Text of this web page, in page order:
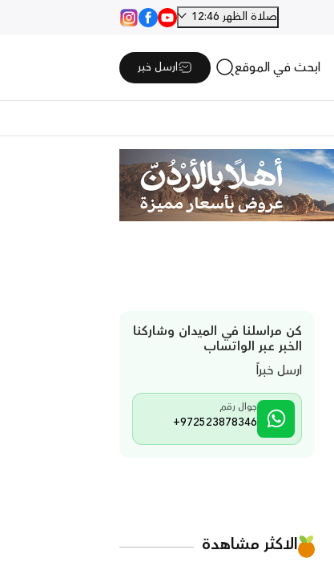
صلاة الظهر 12:46
ابحث في الموقع ارسل خبر
كن مراسلنا في الميدان وشاركنا
الخبر عبر الواتساب
ارسل خبراً
جوال رقم
+972523878346
الاكثر مشاهدة